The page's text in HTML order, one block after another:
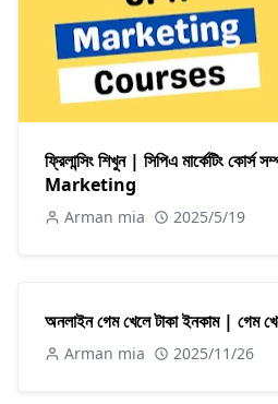
ফ্রিলান্সিং শিখুন | সিপিএ মার্কেটিং কোর্স
Marketing
Arman mia 2025/5/19
অনলাইন গেম খেলে টাকা ইনকাম | গেম
Arman mia 2025/11/26